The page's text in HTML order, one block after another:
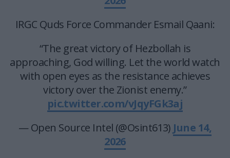
IRGC Quds Force Commander Esmail Qaani:
“The great victory of Hezbollah is
approaching, God willing. Let the world watch
with open eyes as the resistance achieves
victory over the Zionist enemy.”
pic.twitter.com/vJqyFGk3aj
— Open Source Intel (@Osint613) June 14,
2026